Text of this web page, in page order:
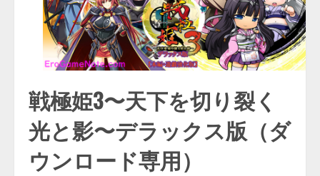
戦極姫3〜天下を切り裂く
光と影〜デラックス版（ダ
ウンロード専用）